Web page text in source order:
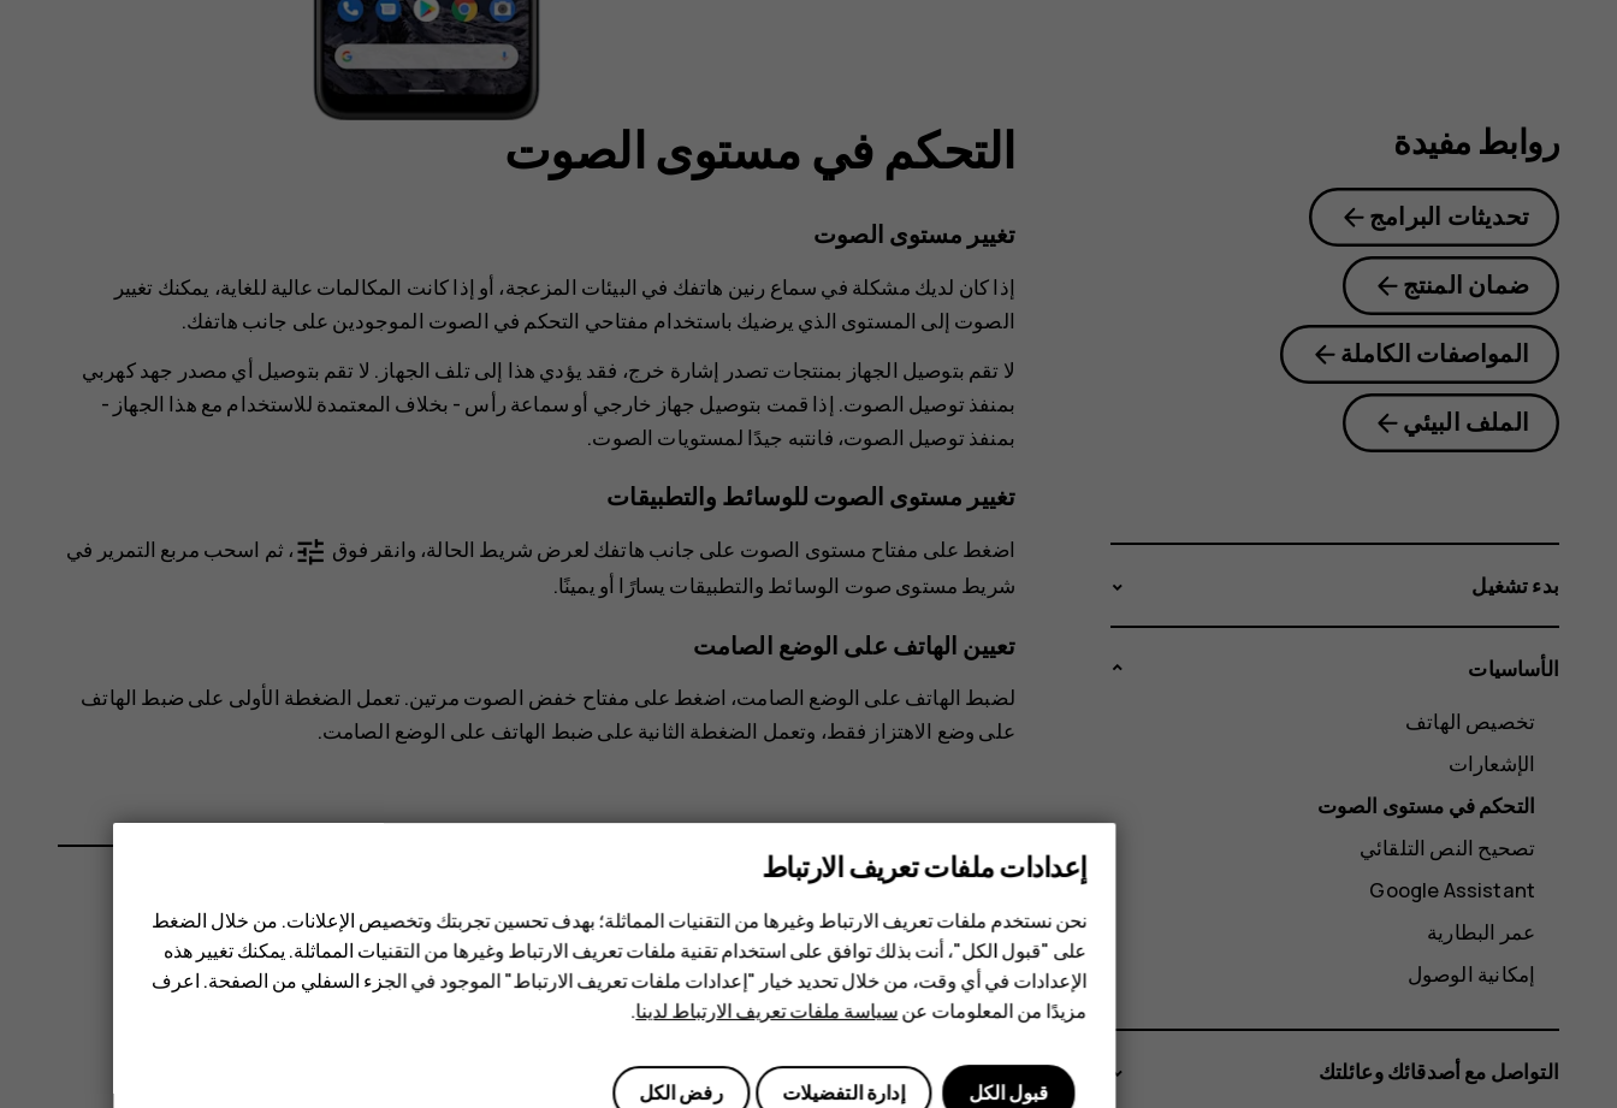
التحكم في مستوى الصوت
تغيير مستوى الصوت
إذا كان لديك مشكلة في سماع رنين هاتفك في البيئات المزعجة، أو إذا كانت المكالمات عالية للغاية، يمكنك تغيير
الصوت إلى المستوى الذي يرضيك باستخدام مفتاحي التحكم في الصوت الموجودين على جانب هاتفك.
لا تقم بتوصيل الجهاز بمنتجات تصدر إشارة خرج، فقد يؤدي هذا إلى تلف الجهاز. لا تقم بتوصيل أي مصدر جهد كهربي
بمنفذ توصيل الصوت. إذا قمت بتوصيل جهاز خارجي أو سماعة رأس - بخلاف المعتمدة للاستخدام مع هذا الجهاز -
بمنفذ توصيل الصوت، فانتبه جيدًا لمستويات الصوت.
تغيير مستوى الصوت للوسائط والتطبيقات
اضغط على مفتاح مستوى الصوت على جانب هاتفك لعرض شريط الحالة، وانقر فوق tune، ثم اسحب مربع التمرير في
شريط مستوى صوت الوسائط والتطبيقات يسارًا أو يمينًا.
تعيين الهاتف على الوضع الصامت
لضبط الهاتف على الوضع الصامت‬، اضغط على مفتاح خفض الصوت مرتين. تعمل الضغطة الأولى على ضبط الهاتف
على وضع الاهتزاز فقط، وتعمل الضغطة الثانية على ضبط الهاتف على الوضع الصامت.
هل وجدت هذه المعلومات مفيدة؟
نعم لا
روابط مفيدة
تحديثات البرامج
ضمان المنتج
المواصفات الكاملة
الملف البيئي
بدء تشغيل
الأساسيات
تخصيص الهاتف
الإشعارات
التحكم في مستوى الصوت
تصحيح النص التلقائي
Google Assistant
عمر البطارية
إمكانية الوصول
التواصل مع أصدقائك وعائلتك
إعدادات ملفات تعريف الارتباط
نحن نستخدم ملفات تعريف الارتباط وغيرها من التقنيات المماثلة؛ بهدف تحسين تجربتك وتخصيص الإعلانات. من خلال الضغط
على "قبول الكل"، أنت بذلك توافق على استخدام تقنية ملفات تعريف الارتباط وغيرها من التقنيات المماثلة. يمكنك تغيير هذه
الإعدادات في أي وقت، من خلال تحديد خيار "إعدادات ملفات تعريف الارتباط" الموجود في الجزء السفلي من الصفحة. اعرف
مزيدًا من المعلومات عنسياسة ملفات تعريف الارتباط لدينا.
رفض الكل إدارة التفضيلات قبول الكل